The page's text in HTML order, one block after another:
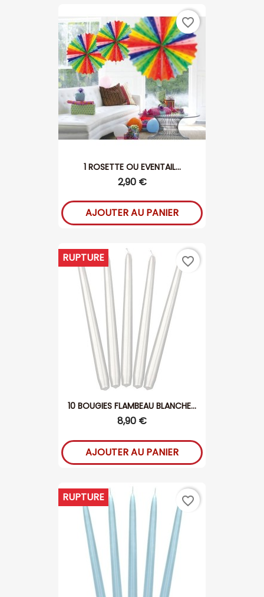
1 ROSETTE OU EVENTAIL...
2,90 €
AJOUTER AU PANIER
favorite_border
10 BOUGIES FLAMBEAU BLANCHE...
8,90 €
RUPTURE
AJOUTER AU PANIER
favorite_border
RUPTURE favorite_border